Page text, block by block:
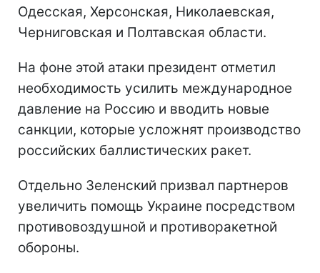
Одесская, Херсонская, Николаевская,
Черниговская и Полтавская области.
На фоне этой атаки президент отметил
необходимость усилить международное
давление на Россию и вводить новые
санкции, которые усложнят производство
российских баллистических ракет.
Отдельно Зеленский призвал партнеров
увеличить помощь Украине посредством
противовоздушной и противоракетной
обороны.